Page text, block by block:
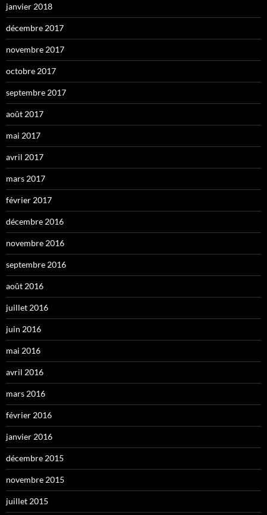
janvier 2018
décembre 2017
novembre 2017
octobre 2017
septembre 2017
août 2017
mai 2017
avril 2017
mars 2017
février 2017
décembre 2016
novembre 2016
septembre 2016
août 2016
juillet 2016
juin 2016
mai 2016
avril 2016
mars 2016
février 2016
janvier 2016
décembre 2015
novembre 2015
juillet 2015